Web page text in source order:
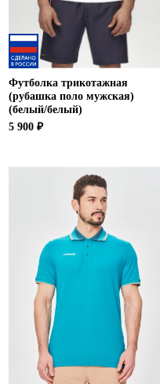
Футболка трикотажная
(рубашка поло мужская)
(белый/белый)
5 900 ₽